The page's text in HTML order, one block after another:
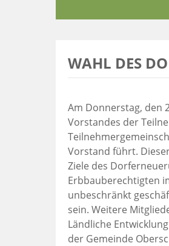
WAHL DES
Am Donnerstag, den
Vorstandes der
Vorstand führt.
Ziele des
Erbbauberechtigten
unbeschränkt
sein. Weitere
Ländliche
der Gemeinde